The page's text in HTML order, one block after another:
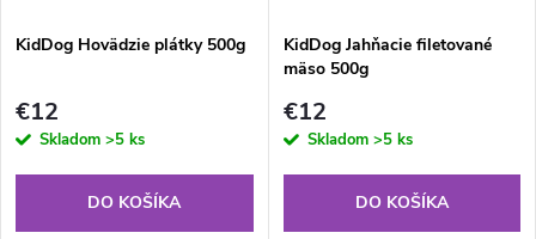
e
p
r
s
p
r
KidDog Hovädzie plátky 500g
€12
Skladom >5 ks
DO KOŠÍKA
KidDog Jahňacie filetované
mäso 500g
€12
Skladom >5 ks
DO KOŠÍKA